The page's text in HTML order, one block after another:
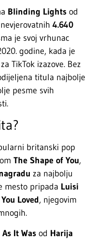
Blinding Lights od
4.640
je svoj vrhunac
godine, kada je
TikTok izazove. Bez
titula najbolje
pesme svih
britanski pop
The Shape of You,
za najbolju
mesto pripada Luisi
Loved, njegovim
As It Was od Harija